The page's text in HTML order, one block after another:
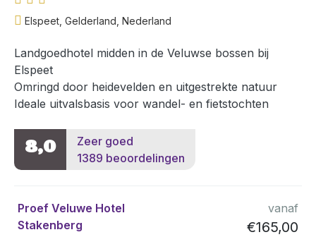
Elspeet, Gelderland, Nederland
Landgoedhotel midden in de Veluwse bossen bij
Elspeet
Omringd door heidevelden en uitgestrekte natuur
Ideale uitvalsbasis voor wandel- en fietstochten
8,0
Zeer goed
1389 beoordelingen
Proef Veluwe Hotel
Stakenberg
vanaf
€165,00